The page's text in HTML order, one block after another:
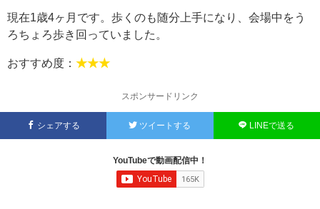
現在1歳4ヶ月です。歩くのも随分上手になり、会場中をう
ろちょろ歩き回っていました。
おすすめ度： ★★★
スポンサードリンク
シェアする ツイートする LINEで送る
YouTubeで動画配信中！